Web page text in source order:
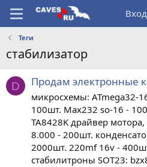
Вход
Теги
стабилизатор
D Продам электронные
микросхемы: ATmega32-
100шт. Max232 so-16 -
TA8428K драйвер
8.000 - 200шт.
2000шт. 220mf 16v -
стабилитроны SOT23: